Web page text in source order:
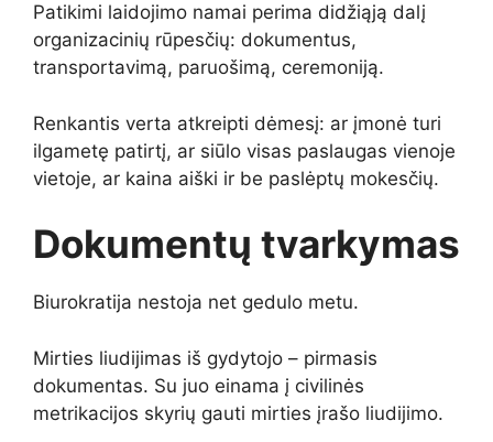
Patikimi laidojimo namai perima didžiąją dalį
organizacinių rūpesčių: dokumentus,
transportavimą, paruošimą, ceremoniją.
Renkantis verta atkreipti dėmesį: ar įmonė turi
ilgametę patirtį, ar siūlo visas paslaugas vienoje
vietoje, ar kaina aiški ir be paslėptų mokesčių.
Dokumentų tvarkymas
Biurokratija nestoja net gedulo metu.
Mirties liudijimas iš gydytojo – pirmasis
dokumentas. Su juo einama į civilinės
metrikacijos skyrių gauti mirties įrašo liudijimo.